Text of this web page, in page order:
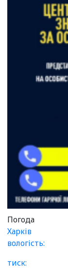
Погода
Харків
вологість:
тиск: